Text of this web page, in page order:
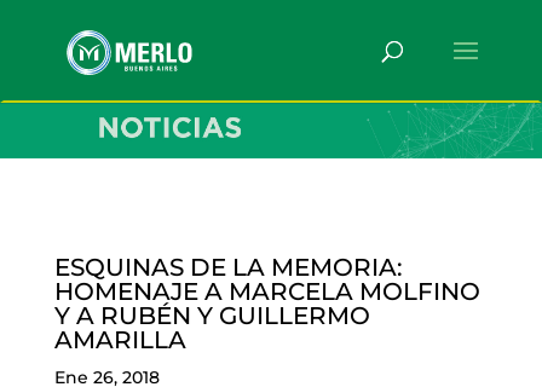
ESQUINAS DE LA MEMORIA:
HOMENAJE A MARCELA MOLFINO
Y A RUBÉN Y GUILLERMO
AMARILLA
Ene 26, 2018